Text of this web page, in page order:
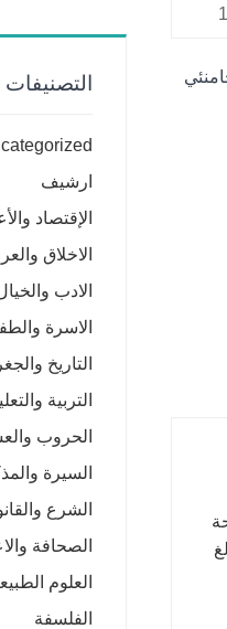
التصنيفات
ارشيف
الإقتصاد
الاخلاق
الادب
الاسرة
التاريخ
التربية
الحروب
السيرة
الشرع
الصحافة
العلوم
الفلسفة